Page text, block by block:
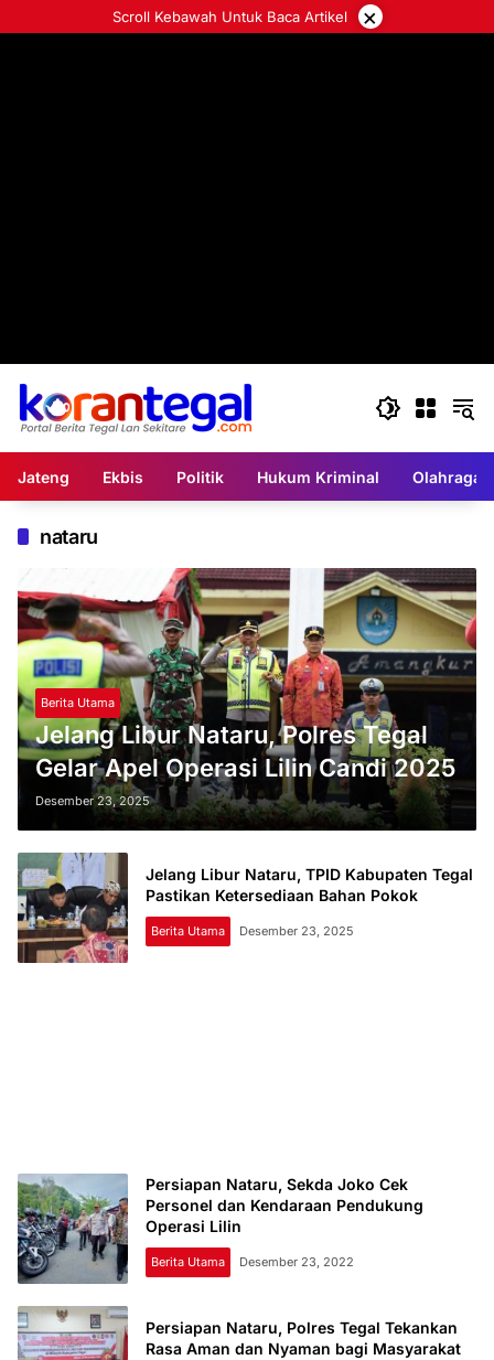
ke
Scroll Kebawah Untuk Baca Artikel ×
Jateng Ekbis Politik Hukum Kriminal Olahraga
nataru
Berita Utama
Jelang Libur Nataru, Polres Tegal
Gelar Apel Operasi Lilin Candi 2025
Desember 23, 2025
Jelang Libur Nataru, TPID Kabupaten Tegal
Pastikan Ketersediaan Bahan Pokok
Berita Utama Desember 23, 2025
Persiapan Nataru, Sekda Joko Cek
Personel dan Kendaraan Pendukung
Operasi Lilin
Berita Utama Desember 23, 2022
Persiapan Nataru, Polres Tegal Tekankan
Rasa Aman dan Nyaman bagi Masyarakat